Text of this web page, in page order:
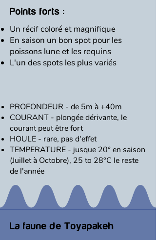
Points forts :
Un récif coloré et magnifique
En saison un bon spot pour les
poissons lune et les requins
L'un des spots les plus variés
PROFONDEUR - de 5m à +40m
COURANT - plongée dérivante, le
courant peut être fort
HOULE - rare, pas d'effet
TEMPERATURE - jusque 20° en saison
(Juillet à Octobre), 25 to 28°C le reste
de l'année
La faune de Toyapakeh